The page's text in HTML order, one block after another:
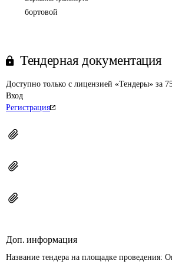
бортовой
Тендерная документация
Доступно только с лицензией «Тендеры» за
Вход
Регистрация
Доп. информация
Название тендера на площадке проведения: